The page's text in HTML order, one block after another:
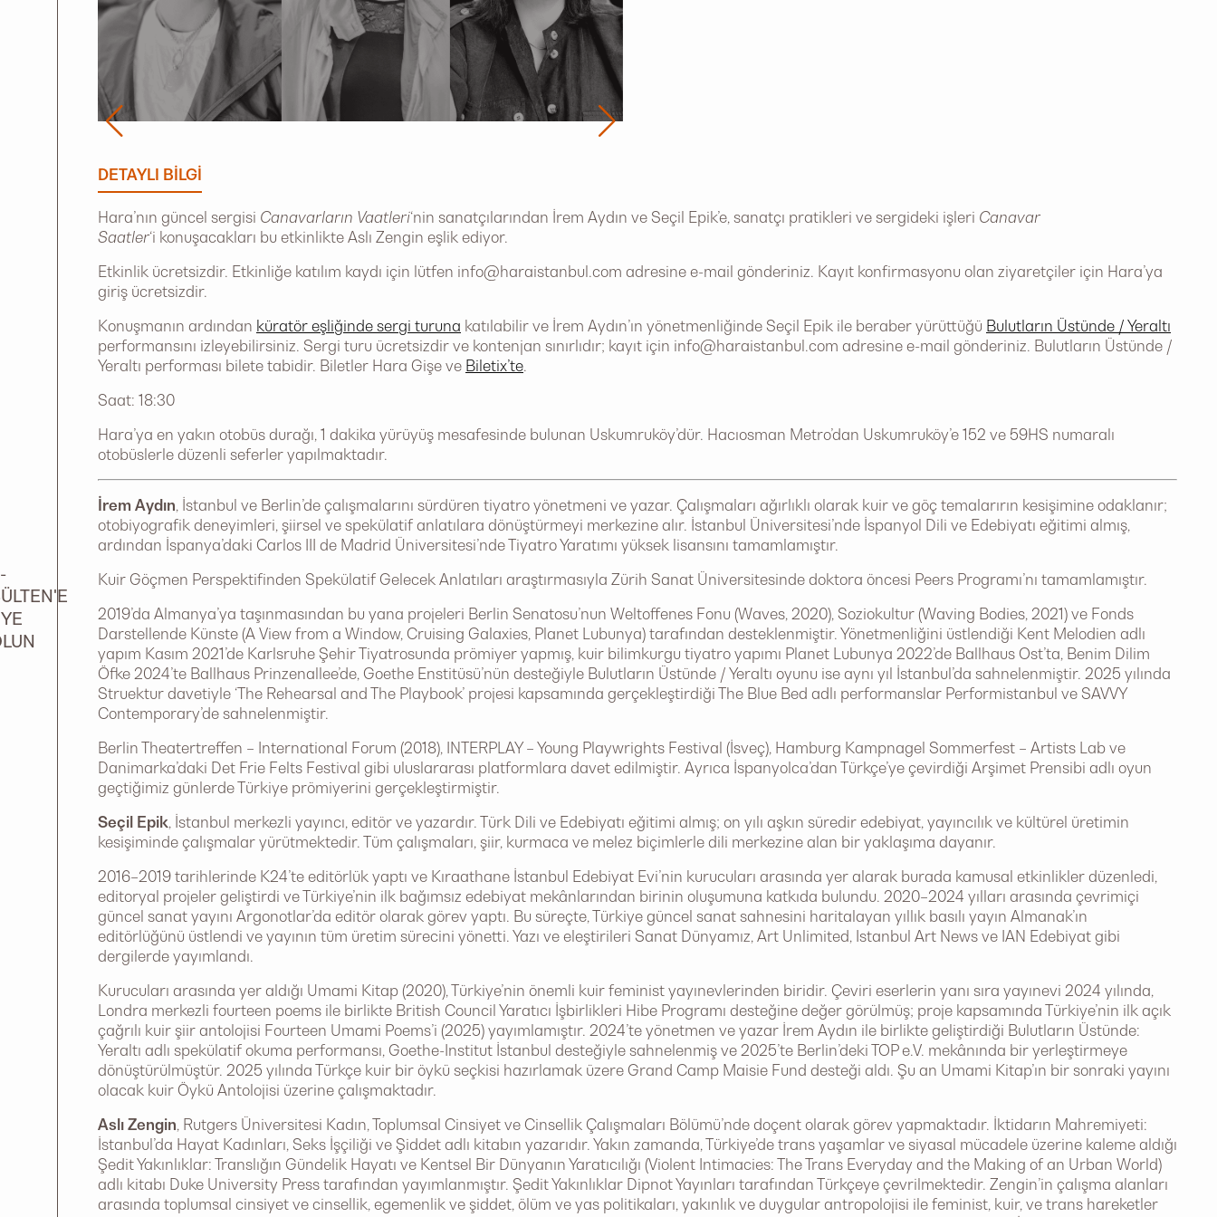
DETAYLI BILGI
Hara’nın güncel sergisi Canavarların Vaatleri‘nin sanatçılarından İrem Aydın ve Seçil Epik’e, sanatçı pratikleri ve sergideki işleri Canavar
Saatler‘i konuşacakları bu etkinlikte Aslı Zengin eşlik ediyor.
Etkinlik ücretsizdir. Etkinliğe katılım kaydı için lütfen info@haraistanbul.com adresine e-mail gönderiniz. Kayıt konfirmasyonu olan ziyaretçiler için Hara’ya
giriş ücretsizdir.
Konuşmanın ardından küratör eşliğinde sergi turuna katılabilir ve İrem Aydın’ın yönetmenliğinde Seçil Epik ile beraber yürüttüğü Bulutların Üstünde / Yeraltı
performansını izleyebilirsiniz. Sergi turu ücretsizdir ve kontenjan sınırlıdır; kayıt için info@haraistanbul.com adresine e-mail gönderiniz. Bulutların Üstünde /
Yeraltı performası bilete tabidir. Biletler Hara Gişe ve Biletix’te.
Saat: 18:30
Hara’ya en yakın otobüs durağı, 1 dakika yürüyüş mesafesinde bulunan Uskumruköy’dür. Hacıosman Metro’dan Uskumruköy’e 152 ve 59HS numaralı
otobüslerle düzenli seferler yapılmaktadır.
İrem Aydın, İstanbul ve Berlin’de çalışmalarını sürdüren tiyatro yönetmeni ve yazar. Çalışmaları ağırlıklı olarak kuir ve göç temalarırın kesişimine odaklanır;
otobiyografik deneyimleri, şiirsel ve spekülatif anlatılara dönüştürmeyi merkezine alır. İstanbul Üniversitesi’nde İspanyol Dili ve Edebiyatı eğitimi almış,
ardından İspanya’daki Carlos III de Madrid Üniversitesi’nde Tiyatro Yaratımı yüksek lisansını tamamlamıştır.
Kuir Göçmen Perspektifinden Spekülatif Gelecek Anlatıları araştırmasıyla Zürih Sanat Üniversitesinde doktora öncesi Peers Programı’nı tamamlamıştır.
2019’da Almanya’ya taşınmasından bu yana projeleri Berlin Senatosu’nun Weltoffenes Fonu (Waves, 2020), Soziokultur (Waving Bodies, 2021) ve Fonds
Darstellende Künste (A View from a Window, Cruising Galaxies, Planet Lubunya) tarafından desteklenmiştir. Yönetmenliğini üstlendiği Kent Melodien adlı
yapım Kasım 2021’de Karlsruhe Şehir Tiyatrosunda prömiyer yapmış, kuir bilimkurgu tiyatro yapımı Planet Lubunya 2022’de Ballhaus Ost’ta, Benim Dilim
Öfke 2024’te Ballhaus Prinzenallee’de, Goethe Enstitüsü’nün desteğiyle Bulutların Üstünde / Yeraltı oyunu ise aynı yıl İstanbul’da sahnelenmiştir. 2025 yılında
Struektur davetiyle ‘The Rehearsal and The Playbook’ projesi kapsamında gerçekleştirdiği The Blue Bed adlı performanslar Performistanbul ve SAVVY
Contemporary’de sahnelenmiştir.
Berlin Theatertreffen – International Forum (2018), INTERPLAY – Young Playwrights Festival (İsveç), Hamburg Kampnagel Sommerfest – Artists Lab ve
Danimarka’daki Det Frie Felts Festival gibi uluslararası platformlara davet edilmiştir. Ayrıca İspanyolca’dan Türkçe’ye çevirdiği Arşimet Prensibi adlı oyun
geçtiğimiz günlerde Türkiye prömiyerini gerçekleştirmiştir.
Seçil Epik, İstanbul merkezli yayıncı, editör ve yazardır. Türk Dili ve Edebiyatı eğitimi almış; on yılı aşkın süredir edebiyat, yayıncılık ve kültürel üretimin
kesişiminde çalışmalar yürütmektedir. Tüm çalışmaları, şiir, kurmaca ve melez biçimlerle dili merkezine alan bir yaklaşıma dayanır.
2016–2019 tarihlerinde K24’te editörlük yaptı ve Kıraathane İstanbul Edebiyat Evi’nin kurucuları arasında yer alarak burada kamusal etkinlikler düzenledi,
editoryal projeler geliştirdi ve Türkiye’nin ilk bağımsız edebiyat mekânlarından birinin oluşumuna katkıda bulundu. 2020–2024 yılları arasında çevrimiçi
güncel sanat yayını Argonotlar’da editör olarak görev yaptı. Bu süreçte, Türkiye güncel sanat sahnesini haritalayan yıllık basılı yayın Almanak’ın
editörlüğünü üstlendi ve yayının tüm üretim sürecini yönetti. Yazı ve eleştirileri Sanat Dünyamız, Art Unlimited, Istanbul Art News ve IAN Edebiyat gibi
dergilerde yayımlandı.
Kurucuları arasında yer aldığı Umami Kitap (2020), Türkiye’nin önemli kuir feminist yayınevlerinden biridir. Çeviri eserlerin yanı sıra yayınevi 2024 yılında,
Londra merkezli fourteen poems ile birlikte British Council Yaratıcı İşbirlikleri Hibe Programı desteğine değer görülmüş; proje kapsamında Türkiye’nin ilk açık
çağrılı kuir şiir antolojisi Fourteen Umami Poems’i (2025) yayımlamıştır. 2024’te yönetmen ve yazar İrem Aydın ile birlikte geliştirdiği Bulutların Üstünde:
Yeraltı adlı spekülatif okuma performansı, Goethe-Institut İstanbul desteğiyle sahnelenmiş ve 2025’te Berlin’deki TOP e.V. mekânında bir yerleştirmeye
dönüştürülmüştür. 2025 yılında Türkçe kuir bir öykü seçkisi hazırlamak üzere Grand Camp Maisie Fund desteği aldı. Şu an Umami Kitap’ın bir sonraki yayını
olacak kuir Öykü Antolojisi üzerine çalışmaktadır.
Aslı Zengin, Rutgers Üniversitesi Kadın, Toplumsal Cinsiyet ve Cinsellik Çalışmaları Bölümü’nde doçent olarak görev yapmaktadır. İktidarın Mahremiyeti:
İstanbul’da Hayat Kadınları, Seks İşçiliği ve Şiddet adlı kitabın yazarıdır. Yakın zamanda, Türkiye’de trans yaşamlar ve siyasal mücadele üzerine kaleme aldığı
Şedit Yakınlıklar: Translığın Gündelik Hayatı ve Kentsel Bir Dünyanın Yaratıcılığı (Violent Intimacies: The Trans Everyday and the Making of an Urban World)
adlı kitabı Duke University Press tarafından yayımlanmıştır. Şedit Yakınlıklar Dipnot Yayınları tarafından Türkçeye çevrilmektedir. Zengin’in çalışma alanları
arasında toplumsal cinsiyet ve cinsellik, egemenlik ve şiddet, ölüm ve yas politikaları, yakınlık ve duygular antropolojisi ile feminist, kuir, ve trans hareketler